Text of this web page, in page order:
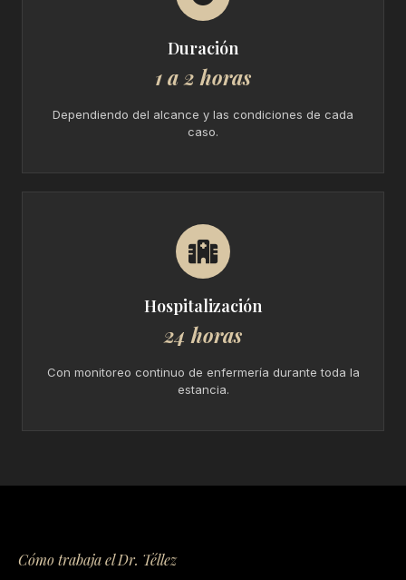
Duración
1 a 2 horas
Dependiendo del alcance y las condiciones de cada
caso.
Hospitalización
24 horas
Con monitoreo continuo de enfermería durante toda la
estancia.
Cómo trabaja el Dr. Téllez